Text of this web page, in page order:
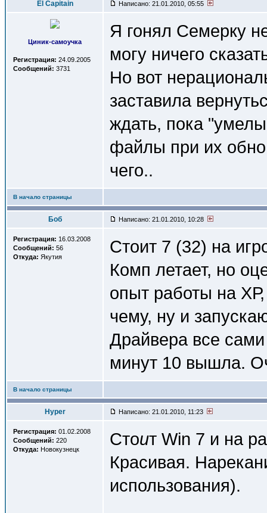
El Capitain Написано: 21.01.2010, 05:55
Циник-самоучка
Регистрация: 24.09.2005
Сообщений: 3731
Я гонял Семерку
могу ничего
Но вот
заставила
ждать, пока
файлы при их
чего..
В начало страницы
Боб Написано: 21.01.2010, 10:28
Регистрация: 16.03.2008
Сообщений: 56
Откуда: Якутия
Стоит 7 (32) на
Комп летает, но
опыт работы на
чему, ну и
Драйвера все
минут 10 вышла.
В начало страницы
Hyper Написано: 21.01.2010, 11:23
Регистрация: 01.02.2008
Сообщений: 220
Откуда: Новокузнецк
Стоит Win 7 и на
Красивая.
использования).